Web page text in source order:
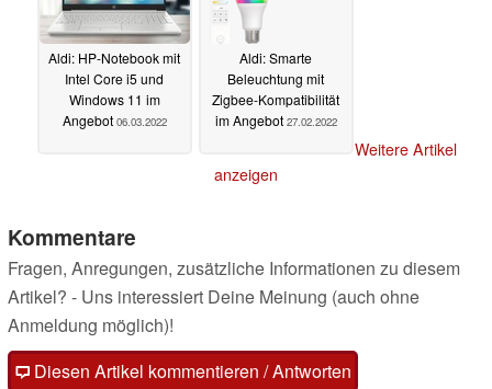
Aldi: HP-Notebook mit
Intel Core i5 und
Windows 11 im
Angebot 06.03.2022
Aldi: Smarte
Beleuchtung mit
Zigbee-Kompatibilität
im Angebot 27.02.2022
Weitere Artikel
anzeigen
Kommentare
Fragen, Anregungen, zusätzliche Informationen zu diesem
Artikel? - Uns interessiert Deine Meinung (auch ohne
Anmeldung möglich)!
Diesen Artikel kommentieren / Antworten